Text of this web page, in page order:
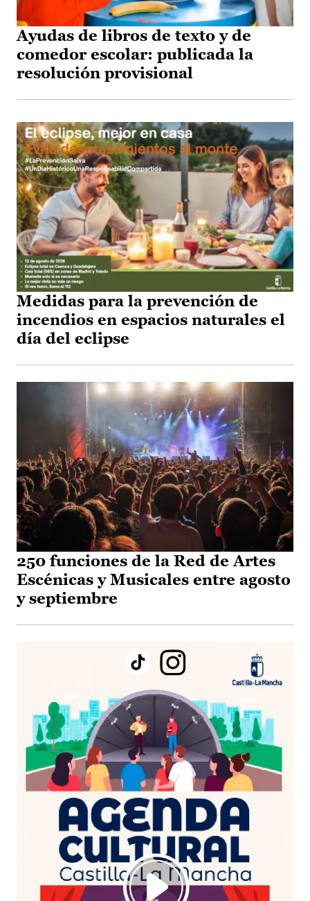
Ayudas de libros de texto y de
comedor escolar: publicada la
resolución provisional
Medidas para la prevención de
incendios en espacios naturales el
día del eclipse
250 funciones de la Red de Artes
Escénicas y Musicales entre agosto
y septiembre